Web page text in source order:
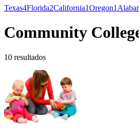
Texas4Florida2California1Oregon1
Community
10 resultados